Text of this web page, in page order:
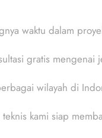
waktu dalam
gratis mengenai
wilayah di
kami siap